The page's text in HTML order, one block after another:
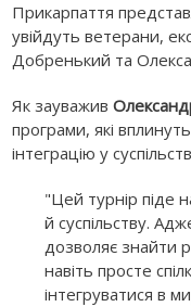
Прикарпаття
увійдуть ветерани,
Добренький та
Як зауважив
програми, які
інтеграцію у
"Цей турнір піде
й суспільству.
дозволяє знайти
навіть просте
інтегруватися в